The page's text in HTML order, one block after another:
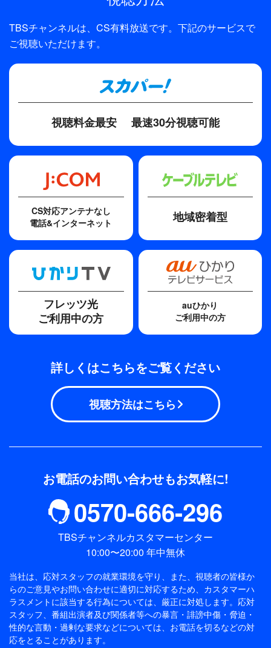
TBSチャンネルは、CS有料放送です。下記のサービスで
ご視聴いただけます。
視聴料金最安 最速30分視聴可能
CS対応アンテナなし
電話&インターネット
地域密着型
フレッツ光
ご利用中の方
auひかり
ご利用中の方
詳しくはこちらをご覧ください
視聴方法はこちら
お電話のお問い合わせもお気軽に!
0570-666-296
TBSチャンネルカスタマーセンター
10:00〜20:00 年中無休
当社は、応対スタッフの就業環境を守り、また、視聴者の皆様か
らのご意見やお問い合わせに適切に対応するため、 カスタマーハ
ラスメントに該当する行為については、厳正に対処します。応対
スタッフ、番組出演者及び関係者等への暴言・誹謗中傷・脅迫・
性的な言動・過剰な要求などについては、お電話を切るなどの対
応をとることがあります。